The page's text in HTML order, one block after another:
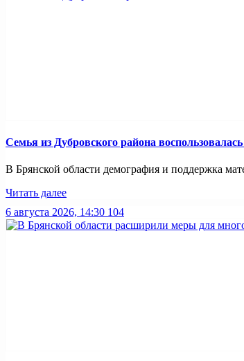
Семья из Дубровского района
В Брянской области демография и поддержка
Читать далее
6 августа 2026, 14:30 104